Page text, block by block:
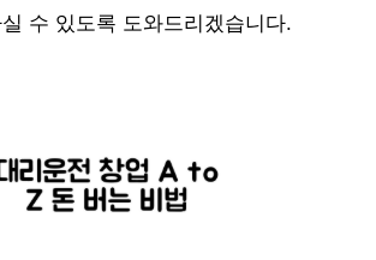
수 있도록 도와드리겠습니다.